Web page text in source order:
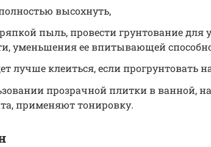
высохнуть,
пыль, провести грунтование для
уменьшения ее впитывающей
лучше клеиться, если прогрунтовать
прозрачной плитки в ванной,
применяют тонировку.